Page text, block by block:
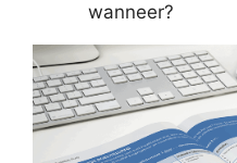
wanneer?